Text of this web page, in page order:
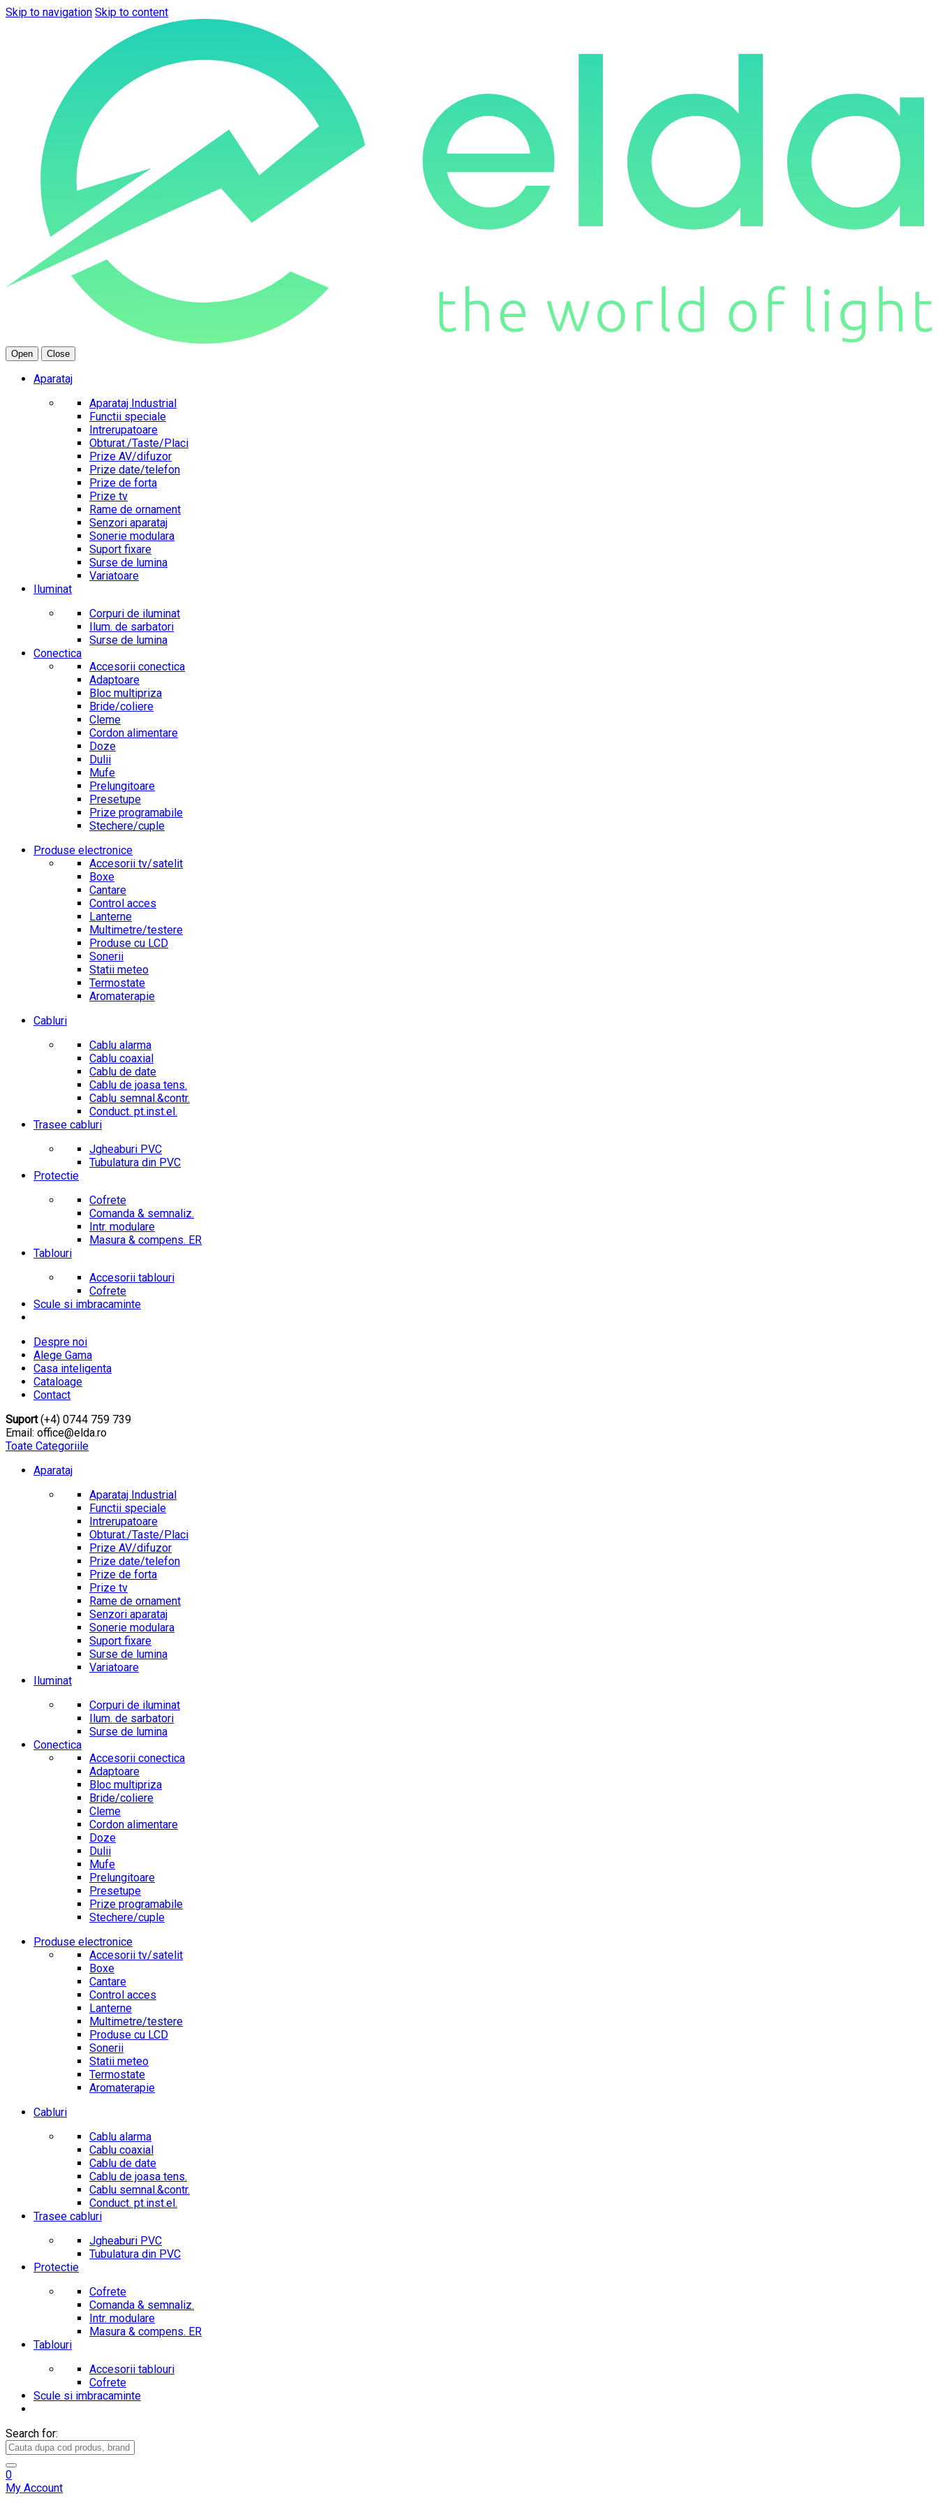
Skip to navigation Skip to content
Open Close
Aparataj
Aparataj Industrial
Functii speciale
Intrerupatoare
Obturat./Taste/Placi
Prize AV/difuzor
Prize date/telefon
Prize de forta
Prize tv
Rame de ornament
Senzori aparataj
Sonerie modulara
Suport fixare
Surse de lumina
Variatoare
Iluminat
Corpuri de iluminat
Ilum. de sarbatori
Surse de lumina
Conectica
Accesorii conectica
Adaptoare
Bloc multipriza
Bride/coliere
Cleme
Cordon alimentare
Doze
Dulii
Mufe
Prelungitoare
Presetupe
Prize programabile
Stechere/cuple
Produse electronice
Accesorii tv/satelit
Boxe
Cantare
Control acces
Lanterne
Multimetre/testere
Produse cu LCD
Sonerii
Statii meteo
Termostate
Aromaterapie
Cabluri
Cablu alarma
Cablu coaxial
Cablu de date
Cablu de joasa tens.
Cablu semnal.&contr.
Conduct. pt.inst.el.
Trasee cabluri
Jgheaburi PVC
Tubulatura din PVC
Protectie
Cofrete
Comanda & semnaliz.
Intr. modulare
Masura & compens. ER
Tablouri
Accesorii tablouri
Cofrete
Scule si imbracaminte
Despre noi
Alege Gama
Casa inteligenta
Cataloage
Contact
Suport(+4) 0744 759 739
Email: office@elda.ro
Toate Categoriile
Aparataj
Aparataj Industrial
Functii speciale
Intrerupatoare
Obturat./Taste/Placi
Prize AV/difuzor
Prize date/telefon
Prize de forta
Prize tv
Rame de ornament
Senzori aparataj
Sonerie modulara
Suport fixare
Surse de lumina
Variatoare
Iluminat
Corpuri de iluminat
Ilum. de sarbatori
Surse de lumina
Conectica
Accesorii conectica
Adaptoare
Bloc multipriza
Bride/coliere
Cleme
Cordon alimentare
Doze
Dulii
Mufe
Prelungitoare
Presetupe
Prize programabile
Stechere/cuple
Produse electronice
Accesorii tv/satelit
Boxe
Cantare
Control acces
Lanterne
Multimetre/testere
Produse cu LCD
Sonerii
Statii meteo
Termostate
Aromaterapie
Cabluri
Cablu alarma
Cablu coaxial
Cablu de date
Cablu de joasa tens.
Cablu semnal.&contr.
Conduct. pt.inst.el.
Trasee cabluri
Jgheaburi PVC
Tubulatura din PVC
Protectie
Cofrete
Comanda & semnaliz.
Intr. modulare
Masura & compens. ER
Tablouri
Accesorii tablouri
Cofrete
Scule si imbracaminte
Search for:
0
My Account